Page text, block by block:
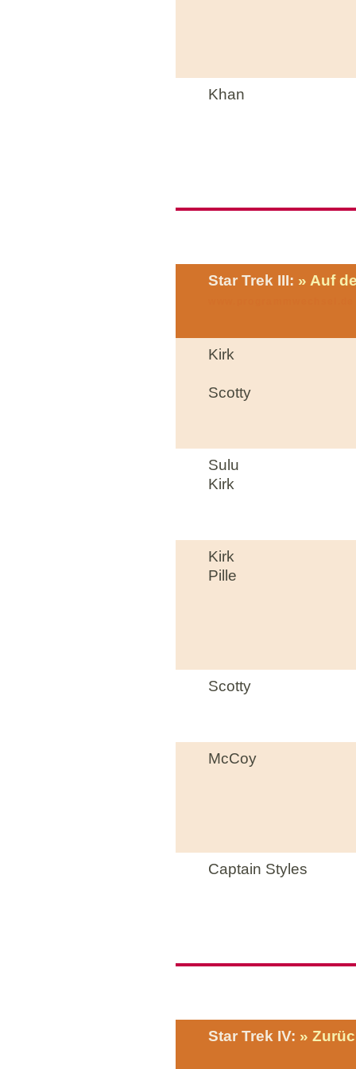
Khan
Star Trek III: Auf
Kirk
Scotty
Sulu
Kirk
Kirk
Pille
Scotty
McCoy
Captain Styles
Star Trek IV: